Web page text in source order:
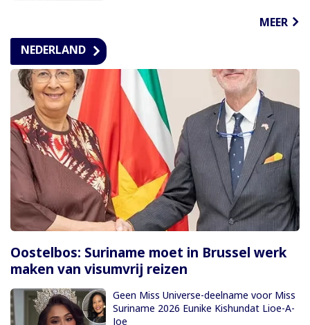
MEER
NEDERLAND
Oostelbos: Suriname moet in Brussel werk
maken van visumvrij reizen
Geen Miss Universe-deelname voor Miss
Suriname 2026 Eunike Kishundat Lioe-A-
Joe